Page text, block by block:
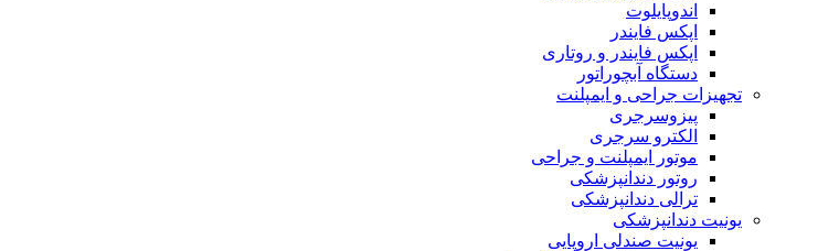
اندوپایلوت
اپکس فایندر
اپکس فایندر و روتاری
دستگاه آبچوراتور
تجهیزات جراحی و ایمپلنت
پیزوسرجری
الکترو سرجری
موتور ایمپلنت و جراحی
روتور دندانپزشکی
ترالی دندانپزشکی
یونیت دندانپزشکی
یونیت صندلی اروپایی